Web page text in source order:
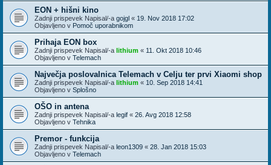
EON + hišni kino
Zadnji prispevek Napisal/-a gojgl « 19. Nov 2018 17:02
Objavljeno v Pomoč uporabnikom
Prihaja EON box
Zadnji prispevek Napisal/-a lithium « 11. Okt 2018 10:46
Objavljeno v Telemach
Največja poslovalnica Telemach v Celju ter prvi Xiaomi shop
Zadnji prispevek Napisal/-a lithium « 10. Sep 2018 14:41
Objavljeno v Splošno
OŠO in antena
Zadnji prispevek Napisal/-a legif « 26. Avg 2018 12:58
Objavljeno v Tehnika
Premor - funkcija
Zadnji prispevek Napisal/-a leon1309 « 28. Jan 2018 15:03
Objavljeno v Telemach